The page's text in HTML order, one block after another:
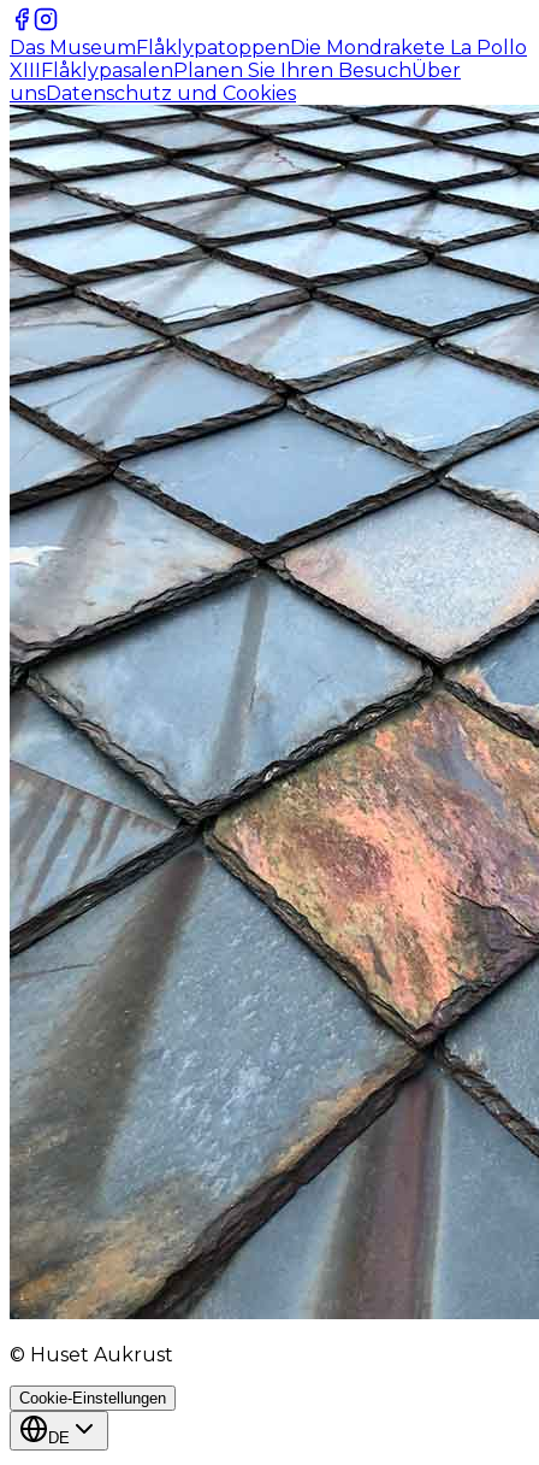
Das MuseumFlåklypatoppenDie Mondrakete La Pollo
XIIIFlåklypasalenPlanen Sie Ihren BesuchÜber
unsDatenschutz und Cookies
© Huset Aukrust
Cookie-Einstellungen
DE